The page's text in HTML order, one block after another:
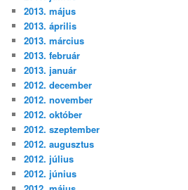
2013. május
2013. április
2013. március
2013. február
2013. január
2012. december
2012. november
2012. október
2012. szeptember
2012. augusztus
2012. július
2012. június